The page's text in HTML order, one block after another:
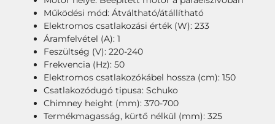
Működési mód: Átváltható/átállítható
Elektromos csatlakozási érték (W): 233
Áramfelvétel (A): 1
Feszültség (V): 220-240
Frekvencia (Hz): 50
Elektromos csatlakozókábel hossza (cm): 150
Csatlakozódugó tipusa: Schuko
Chimney height (mm): 370-700
Termékmagasság, kürtő nélkül (mm): 325